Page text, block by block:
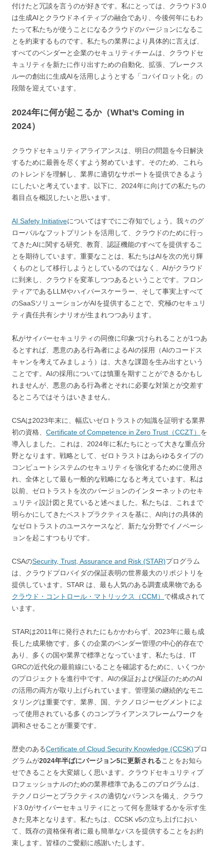
付けたと冗談を言うのが好きです。私にとっては、クラウド3.0
は生成AIとクラウドネイティブの融合であり、今後何年にもわ
たって私たちが使うことになるクラウドのバージョンになるこ
とを約束するものです。私たちの業界により具体的に言えば、
すべてのベンダーと企業のセキュリティチームは、クラウドセ
キュリティを新たに作り出すための自動化、拡張、ブレークス
ルーの創出に生成AIを活用しようとする「コパイロット化」の
段階を迎えています。
2024年に何が起こるか（What’s Coming in
2024）
クラウドセキュリティアライアンスは、明日の問題を今日解決
するために最善を尽くすよう努めています。そのため、これら
のトレンドを理解し、業界に適切なサポートを提供できるよう
にしたいと考えています。以下に、2024年に向けての私たちの
着目点を概説したいと思います。
AI Safety Initiativeについてはすでにご存知でしょう。我々のグ
ローバルなフットプリントを活用して、クラウドのために行っ
てきたAIに関する研究、教育、認証機能のすべてを提供するこ
とを期待しています。重要なことは、私たちはAIを次の光り輝
くものとして移行しようとしているのではなく、AIがクラウド
に到来し、クラウドを変革しつつあるということです。フロン
ティアであるLLMやハイパースケーラー、そして事実上すべて
のSaaSソリューションがAIを提供することで、究極のセキュリ
ティ責任共有シナリオが生まれつつあります。
私がサイバーセキュリティの同僚に印象づけられることが1つあ
るとすれば、悪意のある行為者によるAIの採用（AIのコードス
キャンを考えてみましょう）は、大きな課題を生み出すという
ことです。AIの採用については慎重を期すことができるかもし
れませんが、悪意のある行為者とそれに必要な対策とが交差す
るところではそうはいきません。
CSAは2023年末に、幅広いゼロトラストの知識を証明する業界
初の資格、 Certificate of Competence in Zero Trust（CCZT） を
導入しました。これは、2024年に私たちにとって大きな重点分
野となります。戦略として、ゼロトラストはあらゆるタイプの
コンピュートシステムのセキュリティを強化するために使用さ
れ、全体として最も一般的な戦略になると考えています。私は
以前、ゼロトラストを次のバージョンのインターネットのセキ
ュリティ設計図と見ていると述べました。私たちは、これまで
明らかにしてきたベストプラクティスを基に、AI向けの具体的
なゼロトラストのユースケースなど、新たな分野でイノベーシ
ョンを起こすつもりです。
CSAのSecurity, Trust, Assurance and Risk (STAR)プログラム
は、クラウドプロバイダの保証表明の世界最大のリポジトリを
提供しています。STAR は、最も人気のある調査成果物である
クラウド・コントロール・マトリックス（CCM） で構成されて
います。
STARは2011年に発行されたにもかかわらず、2023年に最も成
長した成果物です。多くの企業のベンダー管理の中心的存在で
あり、多くの国や業界で標準となっています。私たちは、IT
GRCの近代化の最前線にいることを確認するために、いくつか
のプロジェクトを進行中です。AIの保証および保証のためのAI
の活用の両方が取り上げられています。管理策の継続的なモニ
タリングは重要です。業界、国、テクノロジーセグメントによ
って使用されている多くのコンプライアンスフレームワークを
調和させることが重要です。
歴史のあるCertificate of Cloud Security Knowledge (CCSK)プロ
グラムが2024年半ばにバージョン5に更新されることをお知ら
せできることを大変嬉しく思います。クラウドセキュリティプ
ロフェッショナルのための業界標準であるこのプログラムは、
テクノロジーとプラクティスの適切なバランスを備え、クラウ
ド3.0がサイバーセキュリティにとって何を意味するかを示す生
きた見本となります。私たちは、CCSK v5の立ち上げにおい
て、既存の資格保有者に最も簡単なパスを提供することをお約
束します。皆様のご愛顧に感謝いたします。